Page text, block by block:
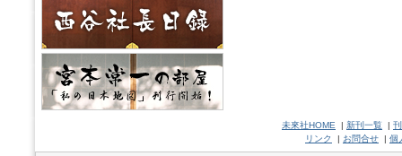
未來社HOME | 新刊一覧 |
リンク
| お問合せ | 個